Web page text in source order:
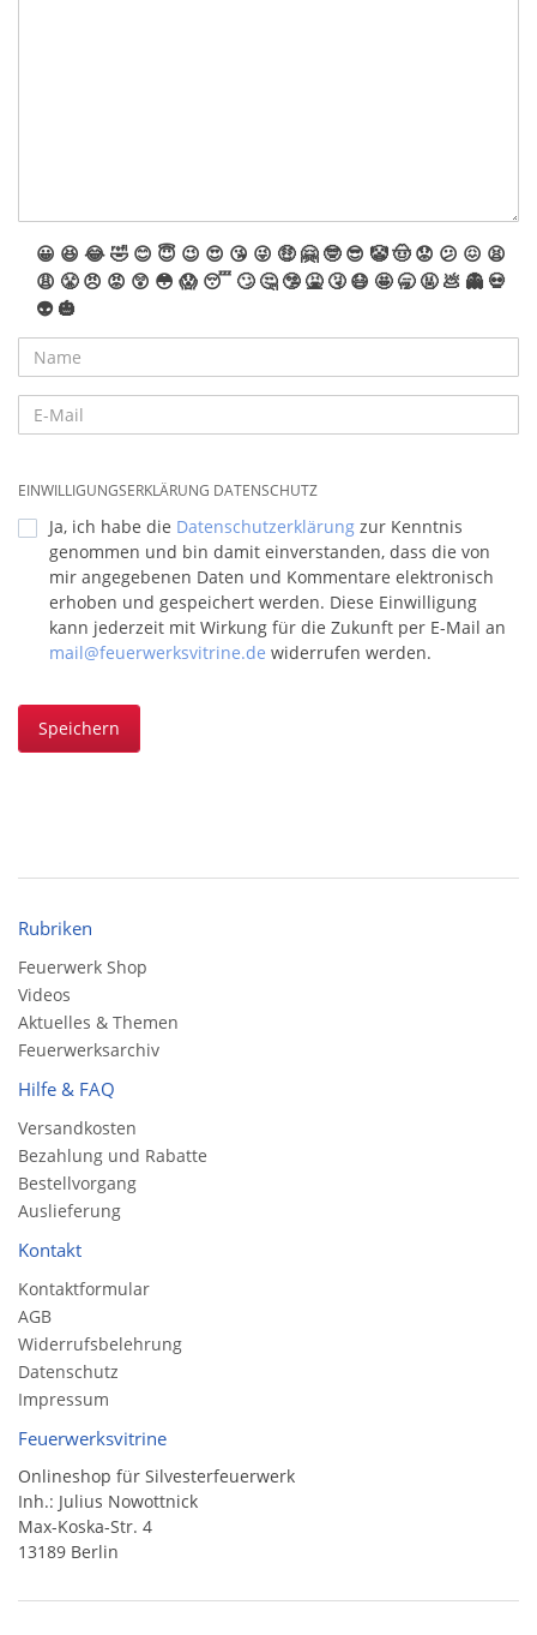
😀 😆 😂🤣 😊 😇 😉 😍 😘 😜 🤑 🤗 🤓 😎 🤡🤠 😟 😕 😖 😫
😩 😤 😠 😡 😲 😳 😱 😴 🙄 🤔 🤥 🤮 🤧 😷 🤩 🥱 🤬 💩 👻 💀
👽 🎃
EINWILLIGUNGSERKLÄRUNG DATENSCHUTZ
Ja, ich habe die Datenschutzerklärung zur Kenntnis
genommen und bin damit einverstanden, dass die von
mir angegebenen Daten und Kommentare elektronisch
erhoben und gespeichert werden. Diese Einwilligung
kann jederzeit mit Wirkung für die Zukunft per E-Mail an
mail@feuerwerksvitrine.de widerrufen werden.
Speichern
Rubriken
Feuerwerk Shop
Videos
Aktuelles & Themen
Feuerwerksarchiv
Hilfe & FAQ
Versandkosten
Bezahlung und Rabatte
Bestellvorgang
Auslieferung
Kontakt
Kontaktformular
AGB
Widerrufsbelehrung
Datenschutz
Impressum
Feuerwerksvitrine
Onlineshop für Silvesterfeuerwerk
Inh.: Julius Nowottnick
Max-Koska-Str. 4
13189 Berlin